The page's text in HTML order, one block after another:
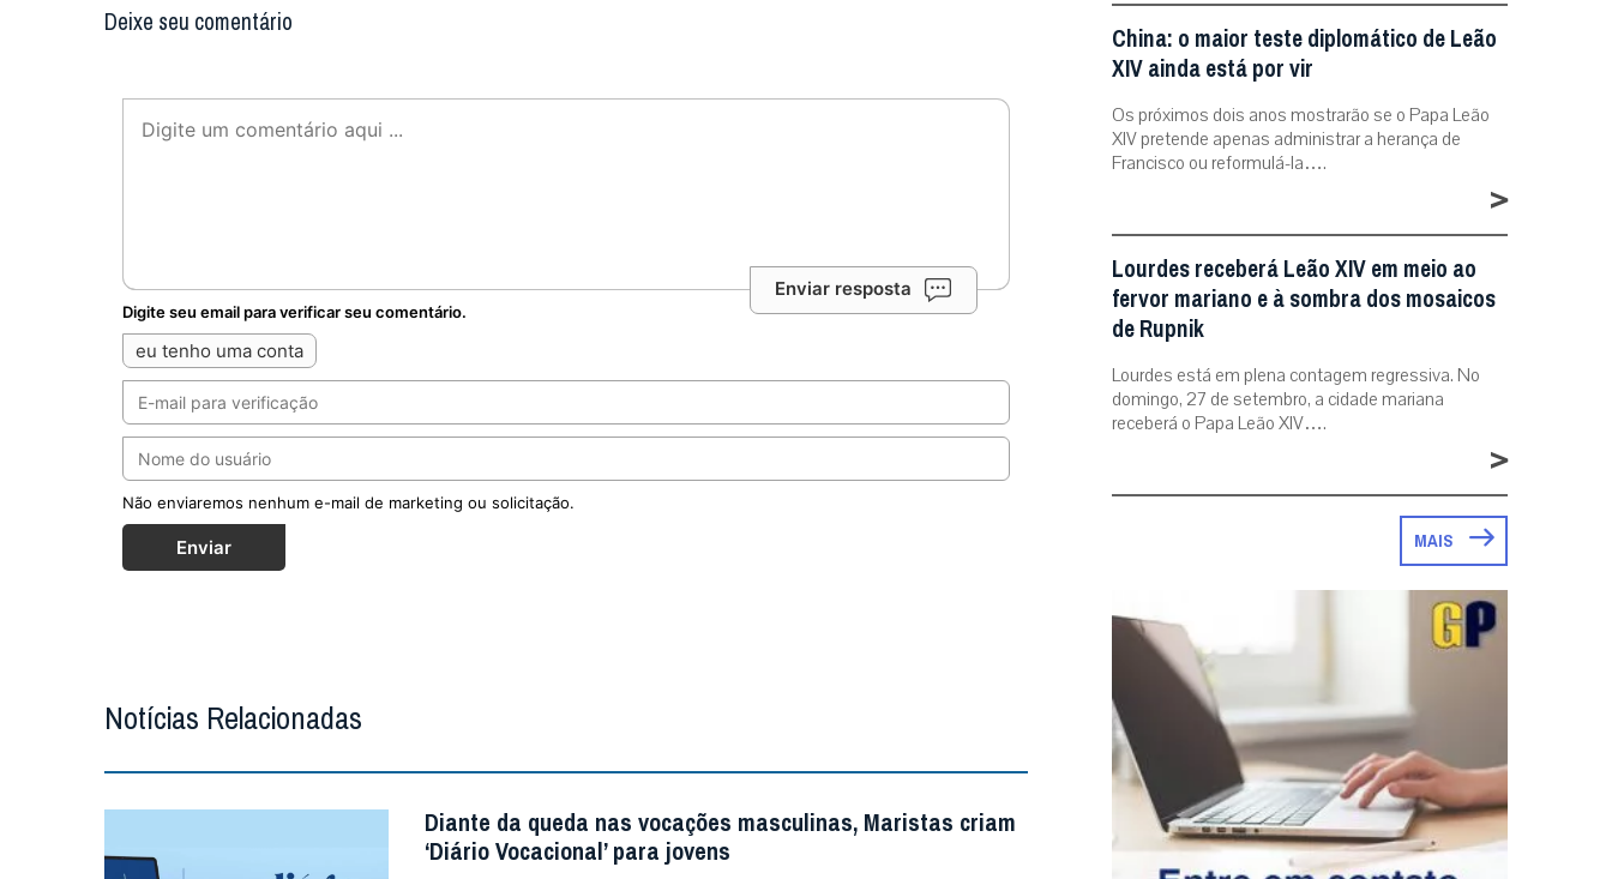
Deixe seu comentário
Enviar resposta
Digite seu email para verificar seu comentário.
eu tenho uma conta
Não enviaremos nenhum e-mail de marketing ou solicitação.
Enviar
Notícias Relacionadas
Diante da queda nas vocações masculinas, Maristas criam
‘Diário Vocacional’ para jovens
China: o maior teste diplomático de Leão
XIV ainda está por vir
Os próximos dois anos mostrarão se o Papa Leão
XIV pretende apenas administrar a herança de
Francisco ou reformulá-la….
>
Lourdes receberá Leão XIV em meio ao
fervor mariano e à sombra dos mosaicos
de Rupnik
Lourdes está em plena contagem regressiva. No
domingo, 27 de setembro, a cidade mariana
receberá o Papa Leão XIV….
>
MAIS